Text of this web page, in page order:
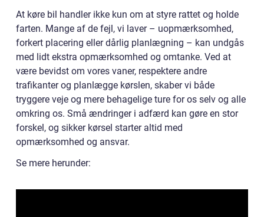
At køre bil handler ikke kun om at styre rattet og holde
farten. Mange af de fejl, vi laver – uopmærksomhed,
forkert placering eller dårlig planlægning – kan undgås
med lidt ekstra opmærksomhed og omtanke. Ved at
være bevidst om vores vaner, respektere andre
trafikanter og planlægge kørslen, skaber vi både
tryggere veje og mere behagelige ture for os selv og alle
omkring os. Små ændringer i adfærd kan gøre en stor
forskel, og sikker kørsel starter altid med
opmærksomhed og ansvar.
Se mere herunder: